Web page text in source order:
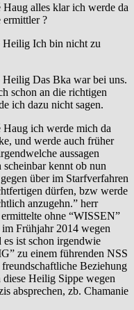
alles klar ich werde da
ermittler ?
Heilig Ich bin nicht zu
Das Bka war bei uns.
schon an die richtigen
ich dazu nicht sagen.
ich werde mich da
und werde auch früher
aussagen
scheinbar kennt ob nun
über im Starfverfahren
dürfen, bzw werde
anzugehn.” herr
ohne “WISSEN”
Frühjahr 2014 wegen
ist schon irgendwie
zu einem führenden NSS
Beziehung
Heilig Sippe wegen
absprechen, zb. Chamanie